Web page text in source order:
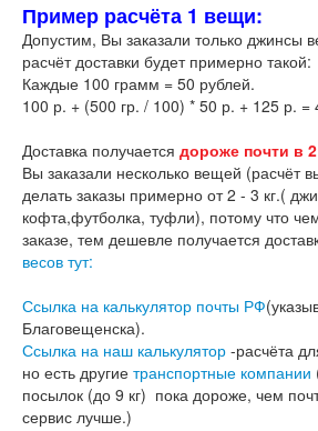
Пример расчёта 1 вещи:
Допустим, Вы заказали только джинсы
расчёт доставки будет примерно такой:
Каждые 100 грамм = 50 рублей.
100 р. + (500 гр. / 100) * 50 р. + 125 р. =
Доставка получается дороже почти в
Вы заказали несколько вещей (расчёт
делать заказы примерно от 2 - 3 кг.(
кофта,футболка, туфли), потому что
заказе, тем дешевле получается
весов тут:
Ссылка на калькулятор почты РФ
Благовещенска).
Ссылка на наш калькулятор -расчёта
но есть другие транспортные компании
посылок (до 9 кг) пока дороже, чем
сервис лучше.)